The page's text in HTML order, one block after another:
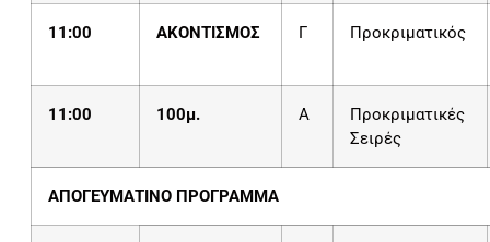
11:00 ΑΚΟΝΤΙΣΜΟΣ Γ Προκριματικός
11:00 100μ. Α
Προκριματικές
Σειρές
ΑΠΟΓΕΥΜΑΤΙΝΟ ΠΡΟΓΡΑΜΜΑ